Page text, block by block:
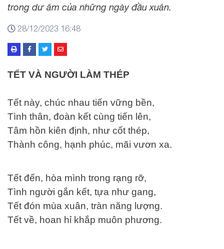
trong dư âm của những ngày đầu xuân.
28/12/2023 16:48
TẾT VÀ NGƯỜI LÀM THÉP
Tết này, chúc nhau tiến vững bền,
Tình thân, đoàn kết cùng tiến lên,
Tâm hồn kiên định, như cốt thép,
Thành công, hạnh phúc, mãi vươn xa.
Tết đến, hòa mình trong rạng rỡ,
Tình người gắn kết, tựa như gang,
Tết đón mùa xuân, tràn năng lượng.
Tết về, hoan hỉ khắp muôn phương.